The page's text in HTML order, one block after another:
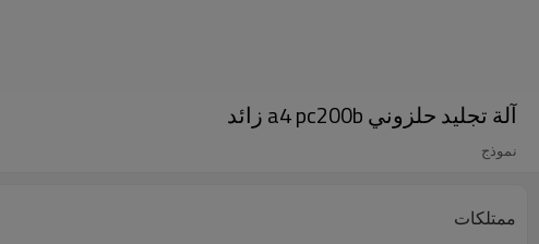
آلة تجليد حلزوني a4 pc200b زائد
نموذج
ممتلكات